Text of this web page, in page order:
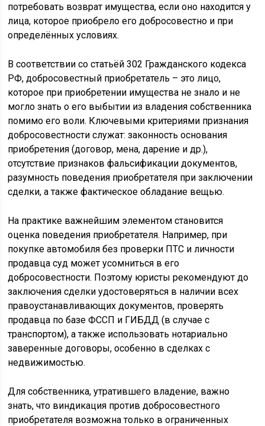
потребовать возврат имущества, если оно находится у
лица, которое приобрело его добросовестно и при
определённых условиях.
В соответствии со статьёй 302 Гражданского кодекса
РФ, добросовестный приобретатель – это лицо,
которое при приобретении имущества не знало и не
могло знать о его выбытии из владения собственника
помимо его воли. Ключевыми критериями признания
добросовестности служат: законность основания
приобретения (договор, мена, дарение и др.),
отсутствие признаков фальсификации документов,
разумность поведения приобретателя при заключении
сделки, а также фактическое обладание вещью.
На практике важнейшим элементом становится
оценка поведения приобретателя. Например, при
покупке автомобиля без проверки ПТС и личности
продавца суд может усомниться в его
добросовестности. Поэтому юристы рекомендуют до
заключения сделки удостоверяться в наличии всех
правоустанавливающих документов, проверять
продавца по базе ФССП и ГИБДД (в случае с
транспортом), а также использовать нотариально
заверенные договоры, особенно в сделках с
недвижимостью.
Для собственника, утратившего владение, важно
знать, что виндикация против добросовестного
приобретателя возможна только в ограниченных